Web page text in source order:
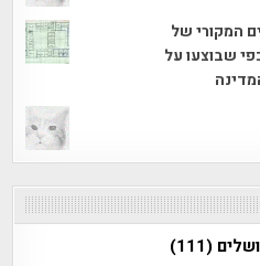
המקורי של
שבוצעו על
(111)